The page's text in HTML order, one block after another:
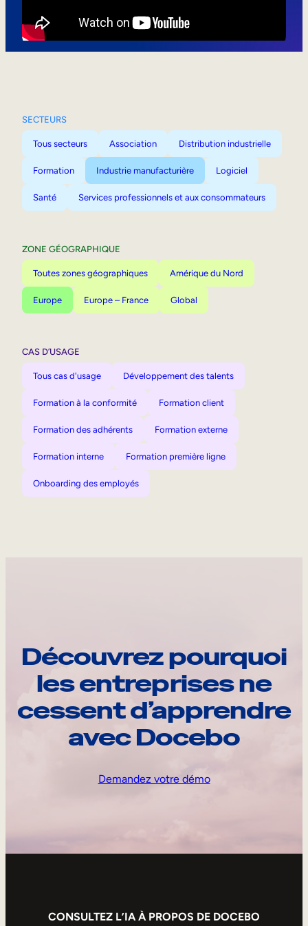
SECTEURS
Tous secteurs Association Distribution industrielle
Formation Industrie manufacturière Logiciel
Santé Services professionnels et aux consommateurs
ZONE GÉOGRAPHIQUE
Toutes zones géographiques Amérique du Nord
Europe Europe – France Global
CAS D’USAGE
Tous cas d'usage Développement des talents
Formation à la conformité Formation client
Formation des adhérents Formation externe
Formation interne Formation première ligne
Onboarding des employés
Découvrez pourquoi
les entreprises ne
cessent d’apprendre
avec Docebo
Demandez votre démo
CONSULTEZ L’IA À PROPOS DE DOCEBO